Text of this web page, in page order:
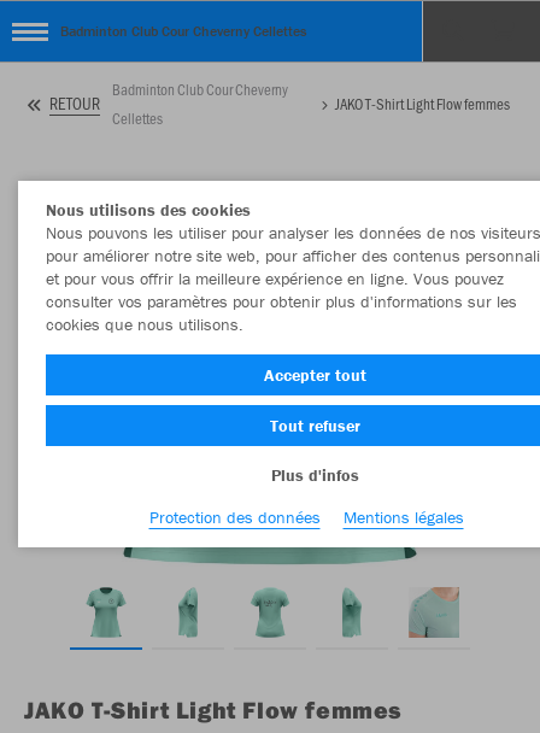
Badminton Club Cour Cheverny Cellettes
RETOUR
Badminton Club Cour Cheverny
Cellettes
JAKO T-Shirt Light Flow femmes
JAKO T-Shirt Light Flow femmes
Nous utilisons des cookies
Nous pouvons les utiliser pour analyser les données de nos
pour améliorer notre site web, pour afficher des contenus
et pour vous offrir la meilleure expérience en ligne. Vous pouvez
consulter vos paramètres pour obtenir plus d'informations sur les
cookies que nous utilisons.
Accepter tout
Tout refuser
Plus d'infos
Protection des données
Mentions légales